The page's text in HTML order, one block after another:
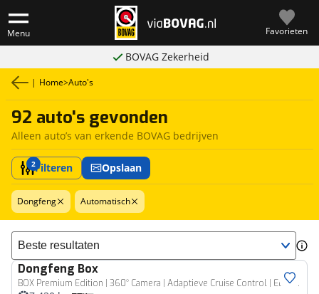
Menu Favorieten
BOVAG Zekerheid
| Home>Auto's
92 auto's gevonden
Alleen auto’s van erkende BOVAG bedrijven
2Filteren Opslaan
Dongfeng Automatisch
Sorteer resultaten
Dongfeng Box
BOX Premium Edition | 360° Camera | Adaptieve Cruise Control | Elektrisch Verstelbare Bestuurdersstoel + Geheugen | Stoelverwarming Bestuurder | Stoelventilatie Bestuurder | Apple Carplay | Android Auto | Sfeerverlichting | Elektrisch Inklapbare Buitenspiegels